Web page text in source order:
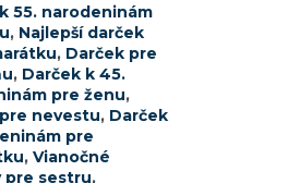
55. narodeninám
, Najlepší darček
, Darček pre
, Darček k 45.
pre ženu,
nevestu, Darček
pre
, Vianočné
pre sestru,